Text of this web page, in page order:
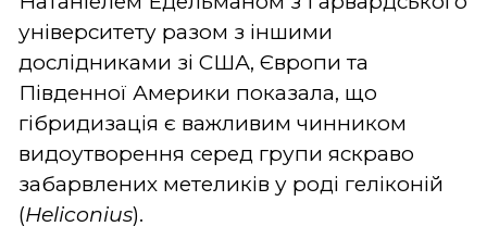
університету разом з іншими
дослідниками зі США, Європи та
Південної Америки показала, що
гібридизація є важливим чинником
видоутворення серед групи яскраво
забарвлених метеликів у роді геліконій
(Heliconius).